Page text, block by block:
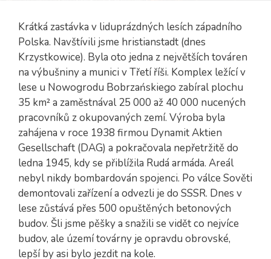
Krátká zastávka v liduprázdných lesích západního
Polska. Navštívili jsme hristianstadt (dnes
Krzystkowice). Byla oto jedna z největších továren
na výbušniny a munici v Třetí říši. Komplex ležící v
lese u Nowogrodu Bobrzańskiego zabíral plochu
35 km² a zaměstnával 25 000 až 40 000 nucených
pracovníků z okupovaných zemí. Výroba byla
zahájena v roce 1938 firmou Dynamit Aktien
Gesellschaft (DAG) a pokračovala nepřetržitě do
ledna 1945, kdy se přiblížila Rudá armáda. Areál
nebyl nikdy bombardován spojenci. Po válce Sověti
demontovali zařízení a odvezli je do SSSR. Dnes v
lese zůstává přes 500 opuštěných betonových
budov. Šli jsme pěšky a snažili se vidět co nejvíce
budov, ale území továrny je opravdu obrovské,
lepší by asi bylo jezdit na kole.